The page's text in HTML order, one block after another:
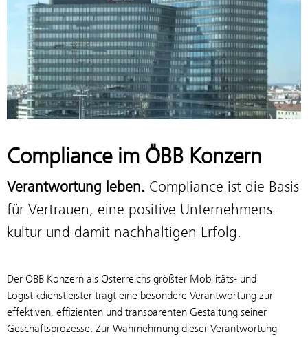
Compliance im ÖBB Konzern
Verantwortung leben. Compliance ist die Basis
für Vertrauen, eine positive Unternehmens­
kultur und damit nachhaltigen Erfolg.
Der ÖBB Konzern als Österreichs größter Mobilitäts- und
Logistikdienstleister trägt eine besondere Verantwortung zur
effektiven, effizienten und transparenten Gestaltung seiner
Geschäftsprozesse. Zur Wahrnehmung dieser Verantwortung